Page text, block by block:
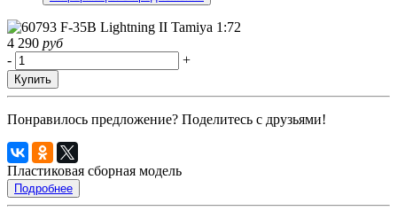
4 290 руб
-
+
Купить
Понравилось предложение? Поделитесь с друзьями!
Пластиковая сборная модель
Подробнее